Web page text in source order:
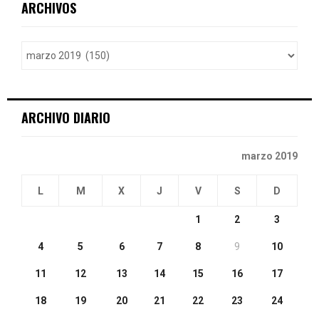
h
ARCHIVOS
ARCHIVO DIARIO
marzo 2019
L M X J V S D
1 2 3
4 5 6 7 8 9 10
11 12 13 14 15 16 17
18 19 20 21 22 23 24